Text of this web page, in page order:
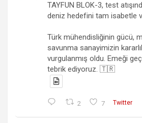
TAYFUN BLOK-3, test
deniz hedefini tam isabetle
Türk mühendisliğinin gücü,
savunma sanayimizin
vurgulanmış oldu. Emeği
tebrik ediyoruz. 🇹🇷
2 7 Twitter